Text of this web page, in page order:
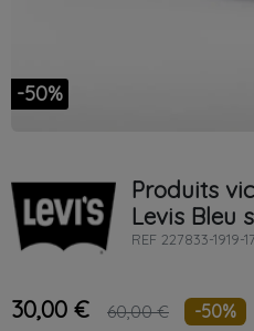
-50%
Produits
Levis Bleu
REF 227833-1919-
30,00 € 60,00 € -50%